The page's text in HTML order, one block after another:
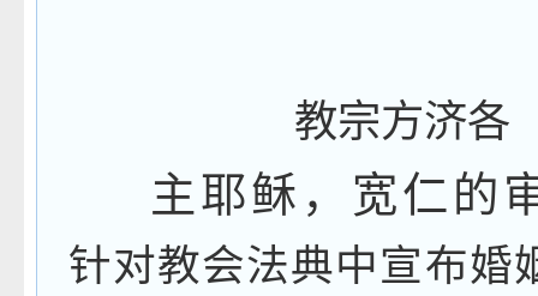
教宗方济各
主耶稣，宽仁的
针对教会法典中宣布婚